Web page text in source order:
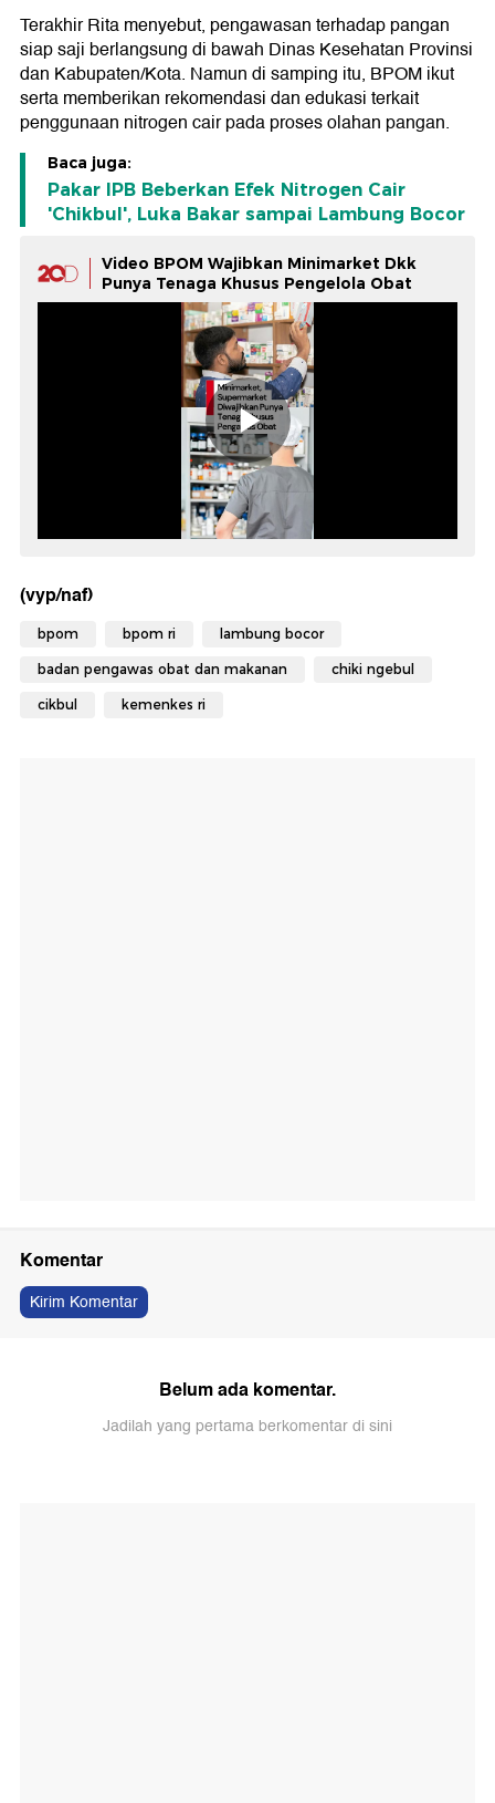
Terakhir Rita menyebut, pengawasan terhadap pangan
siap saji berlangsung di bawah Dinas Kesehatan Provinsi
dan Kabupaten/Kota. Namun di samping itu, BPOM ikut
serta memberikan rekomendasi dan edukasi terkait
penggunaan nitrogen cair pada proses olahan pangan.
Baca juga:
Pakar IPB Beberkan Efek Nitrogen Cair
'Chikbul', Luka Bakar sampai Lambung Bocor
Video BPOM Wajibkan Minimarket Dkk
Punya Tenaga Khusus Pengelola Obat
(vyp/naf)
bpom bpom ri lambung bocor
badan pengawas obat dan makanan chiki ngebul
cikbul kemenkes ri
Komentar
Kirim Komentar
Belum ada komentar.
Jadilah yang pertama berkomentar di sini